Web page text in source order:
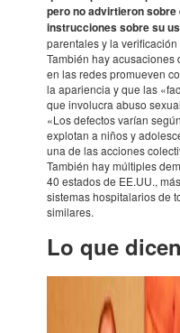
pero no advir­tie­ron
instruc­cio­nes sobre su
paren­ta­les y la
También hay
en las redes promueven
la aparien­cia y que las
que invo­lu­cra abuso
«Los defec­tos varían
explotan a niños y
una de las accio­nes
También hay múlti­ples
40 esta­dos de EE.UU.,
siste­mas hospita­la­rios de
simi­la­res.
Lo que